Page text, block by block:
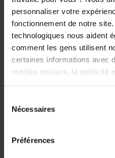
personnaliser votre
fonctionnement de notre
technologiques nous aident
comment les gens utilisent
certaines informations avec
médias sociaux, la publicité
dans le but de rendre votre
Nécessaires
Préférences
Semi Synthese 4L